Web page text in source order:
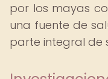
por los mayas
una fuente de
parte integral de